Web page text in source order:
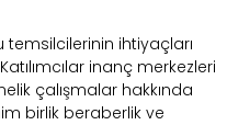
ihtiyaçları
inanç merkezleri
çalışmalar hakkında
birlik beraberlik ve